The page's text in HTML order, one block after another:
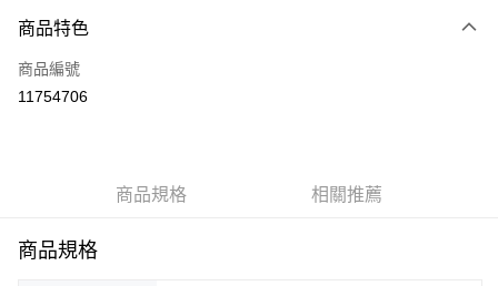
信用卡一次付款
運送方式
商品特色
商品編號
11754706
商品規格 相關推薦
商品規格